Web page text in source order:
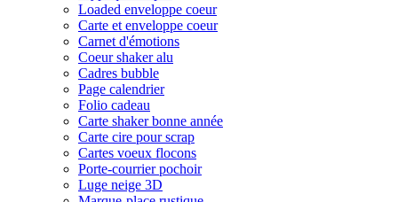
Loaded enveloppe coeur
Carte et enveloppe coeur
Carnet d'émotions
Coeur shaker alu
Cadres bubble
Page calendrier
Folio cadeau
Carte shaker bonne année
Carte cire pour scrap
Cartes voeux flocons
Porte-courrier pochoir
Luge neige 3D